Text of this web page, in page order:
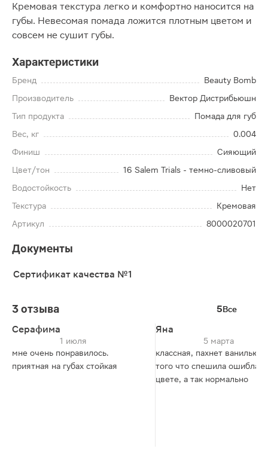
Кремовая текстура легко и комфортно наносится на
губы. Невесомая помада ложится плотным цветом и
совсем не сушит губы.
Характеристики
Бренд
Beauty Bomb
Производитель
Вектор Дистрибьюшн
Тип продукта
Помада для губ
Вес, кг
0.004
Финиш
Сияющий
Цвет/тон
16 Salem Trials - темно-сливовый
Водостойкость
Нет
Текстура
Кремовая
Артикул
8000020701
Документы
Сертификат качества №1
3 отзыва 5Все
Серафима
1 июля
мне очень понравилось.
приятная на губах стойкая
Яна
5 марта
классная, пахнет ванилью,
того что спешила
цвете, а так нормально